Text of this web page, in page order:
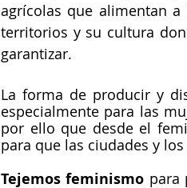
agrícolas que alimentan
territorios y su cultura
garantizar.
La forma de producir y
especialmente para las
por ello que desde el
para que las ciudades y
Tejemos feminismo para